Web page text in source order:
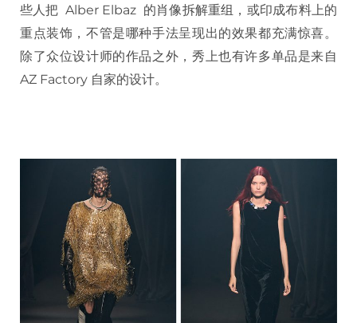
些人把 Alber Elbaz 的肖像拆解重组，或印成布料上的
重点装饰，不管是哪种手法呈现出的效果都充满惊喜。
除了众位设计师的作品之外，秀上也有许多单品是来自
AZ Factory 自家的设计。